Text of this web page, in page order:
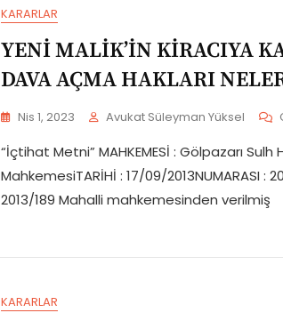
Bir
İhtirazi
Kayıt
Edilmediğine
Açılan
İptal
Ve
KARARLAR
YENİ MALİK’İN KİRACIYA
DAVA AÇMA HAKLARI
Nis 1, 2023 Avukat Süleyman Yüksel
“İçtihat Metni” MAHKEMESİ : Gölpazarı Sulh
MahkemesiTARİHİ : 17/09/2013NUMARASI :
2013/189 Mahalli mahkemesinden verilmiş
KARARLAR